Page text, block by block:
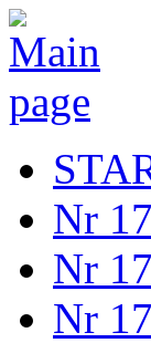
Nr
Nr
Nr